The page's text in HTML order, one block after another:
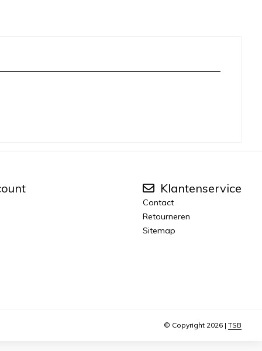
Klantenservice
Contact
Retourneren
Sitemap
© Copyright 2026 | TSB